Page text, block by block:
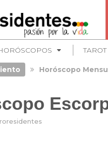
TAROT
Horóscopo